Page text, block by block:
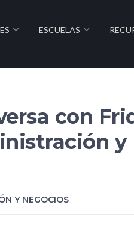
ESCUELAS
con
Y NEGOCIOS